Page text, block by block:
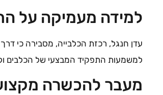
למידה מעמיקה על
עדן חנגל, רכזת הכלבייה, מסבירה כי
למשמעות התפקיד המבצעי של הכלבים
מעבר להכשרה